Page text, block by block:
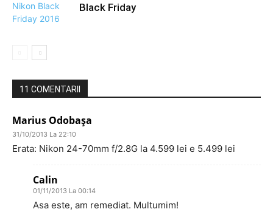
Black Friday
11 COMENTARII
Marius Odobașa
31/10/2013 La 22:10
Erata: Nikon 24-70mm f/2.8G la 4.599 lei e 5.499 lei
Calin
01/11/2013 La 00:14
Asa este, am remediat. Multumim!